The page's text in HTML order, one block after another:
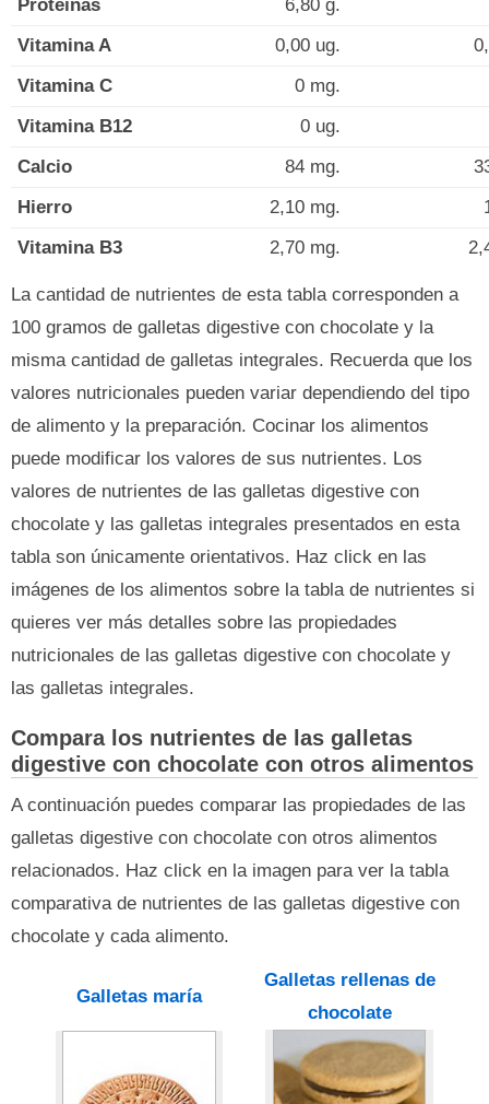
Proteínas
6,80 g.
Vitamina A
0,00 ug.
Vitamina C
0 mg.
Vitamina B12
0 ug.
Calcio
84 mg.
Hierro
2,10 mg.
Vitamina B3
2,70 mg.
La cantidad de nutrientes de esta tabla corresponden a
100 gramos de galletas digestive con chocolate y la
misma cantidad de galletas integrales. Recuerda que los
valores nutricionales pueden variar dependiendo del tipo
de alimento y la preparación. Cocinar los alimentos
puede modificar los valores de sus nutrientes. Los
valores de nutrientes de las galletas digestive con
chocolate y las galletas integrales presentados en esta
tabla son únicamente orientativos. Haz click en las
imágenes de los alimentos sobre la tabla de nutrientes si
quieres ver más detalles sobre las propiedades
nutricionales de las galletas digestive con chocolate y
las galletas integrales.
Compara los nutrientes de las galletas
digestive con chocolate con otros alimentos
A continuación puedes comparar las propiedades de las
galletas digestive con chocolate con otros alimentos
relacionados. Haz click en la imagen para ver la tabla
comparativa de nutrientes de las galletas digestive con
chocolate y cada alimento.
Galletas maría
Galletas rellenas de
chocolate